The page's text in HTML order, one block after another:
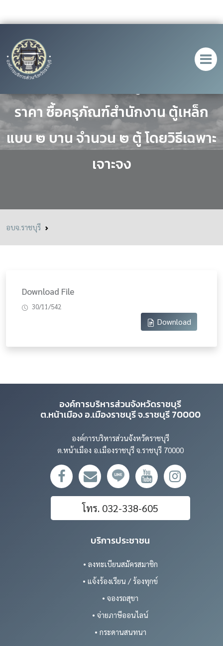
ประกาศ เรื่อง ประกาศผู้ชนะการเสนอ
ราคา ซื้อครุภัณฑ์สำนักงาน ตู้เหล็ก
แบบ ๒ บาน จำนวน ๒ ตู้ โดยวิธีเฉพาะ
เจาะจง
อบจ.ราชบุรี
Download File
30/11/542
Download
องค์การบริหารส่วนจังหวัดราชบุรี
ต.หน้าเมือง อ.เมืองราชบุรี จ.ราชบุรี 70000
องค์การบริหารส่วนจังหวัดราชบุรี
ต.หน้าเมือง อ.เมืองราชบุรี จ.ราชบุรี 70000
โทร. 032-338-605
บริการประชาชน
• ลงทะเบียนสมัครสมาชิก
• แจ้งร้องเรียน / ร้องทุกข์
• จองรถสุขา
• จ่ายภาษีออนไลน์
• กระดานสนทนา